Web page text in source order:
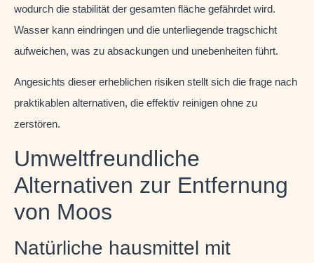
wodurch die stabilität der gesamten fläche gefährdet wird.
Wasser kann eindringen und die unterliegende tragschicht
aufweichen, was zu absackungen und unebenheiten führt.
Angesichts dieser erheblichen risiken stellt sich die frage nach
praktikablen alternativen, die effektiv reinigen ohne zu
zerstören.
Umweltfreundliche
Alternativen zur Entfernung
von Moos
Natürliche hausmittel mit